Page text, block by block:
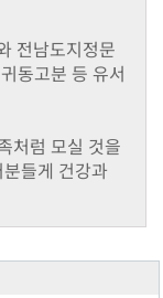
전남도지정문
동고분 등 유서
처럼 모실 것을
들게 건강과